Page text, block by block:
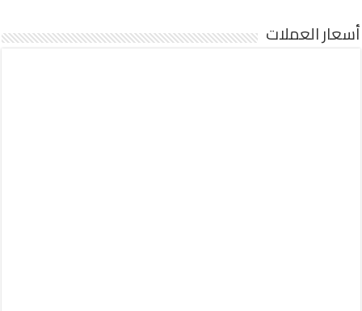
أسعار العملات